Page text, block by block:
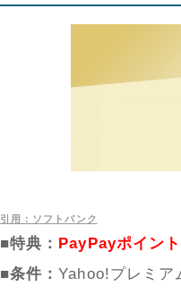
引用：ソフトバンク
■特典： PayPayポイン
■条件：Yahoo!プレミア